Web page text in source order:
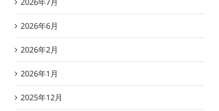
2026年6月
2026年2月
2026年1月
2025年12月